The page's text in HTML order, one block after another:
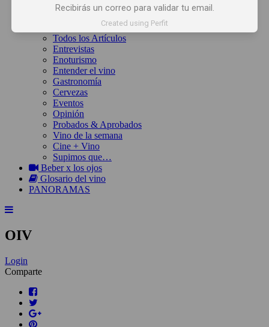
Inicio
Todos los Artículos
Entrevistas
Enoturismo
Entender el vino
Gastronomía
Cervezas
Eventos
Opinión
Probados & Aprobados
Vino de la semana
Cine + Vino
Supimos que…
Beber x los ojos
Glosario del vino
PANORAMAS
OIV
Login
Comparte
Recibirás un correo para validar tu email.
Created using Perfit